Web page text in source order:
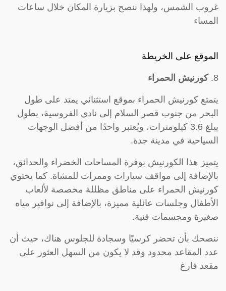
غروب الشمس، ولهذا ننصح بزيارة المكان خلال ساعات
المساء
الموقع على الخريطة
8. كورنيش الحمراء
يتمتع كورنيش الحمراء بموقع استثنائي يمتد على طول
البحر من جنوب قصر السلام إلى نادي الفروسية، بطول
يبلغ 3.6 كيلومترات، ويُعتبر واحدًا من أفضل الوجهات
السياحية في مدينة جدة.
يتميز هذا الكورنيش بوفرة المساحات الخضراء والحدائق،
بالإضافة إلى مواقف سيارات وممرات للمشاة. كما يحتوي
كورنيش الحمراء على مناطق مظللة مخصصة لألعاب
الأطفال وجلسات عائلية مميزة، بالإضافة إلى نوافير مياه
صغيرة ومجسمات فنية.
ننصحك بأن تحضر كرسيًا وسجادة للجلوس هناك، حيث أن
عدد المقاعد محدود وقد لا يكون من السهل العثور على
مقعد فارغ